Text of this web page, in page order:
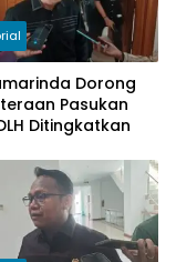
Dorong
Pasukan
Ditingkatkan